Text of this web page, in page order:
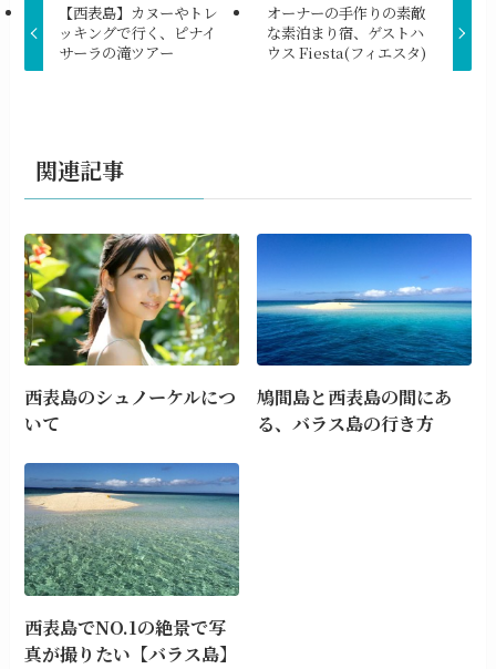
【西表島】カヌーやトレ
ッキングで行く、ピナイ
サーラの滝ツアー
オーナーの手作りの素敵
な素泊まり宿、ゲストハ
ウス Fiesta(フィエスタ)
関連記事
西表島のシュノーケルにつ
いて
鳩間島と西表島の間にあ
る、バラス島の行き方
西表島でNO.1の絶景で写
真が撮りたい【バラス島】